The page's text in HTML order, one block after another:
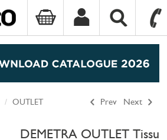
Prev Next
OUTLET
DEMETRA OUTLET Tissu